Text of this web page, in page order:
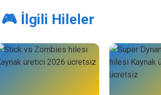
🎮 İlgili Hileler